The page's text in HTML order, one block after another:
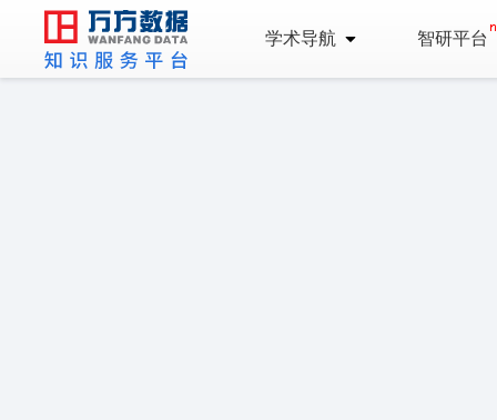
学术导航 智研平台